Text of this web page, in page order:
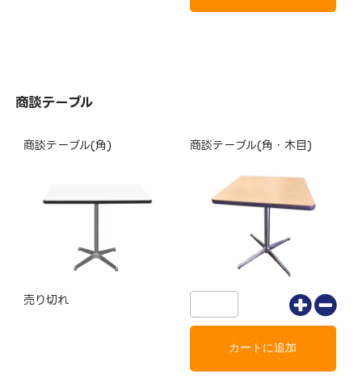
商談テーブル
商談テーブル(角)
売り切れ
商談テーブル(角・木目)